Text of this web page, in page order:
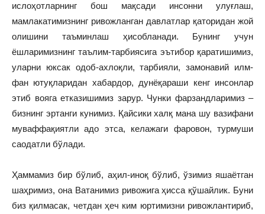
ислоҳотларнинг бош мақсади инсонни улуғлаш,
мамлакатимизнинг ривожланган давлатлар қаторидан жой
олишини таъминлаш ҳисобланади. Бунинг учун
ёшларимизнинг таълим-тарбиясига эътибор қаратишимиз,
уларни юксак одоб-ахлоқли, тарбияли, замонавий илм-
фан ютуқларидан хабардор, дунёқараши кенг инсонлар
этиб вояга етказишимиз зарур. Чунки фарзандларимиз –
бизнинг эртанги кунимиз. Қайсики халқ мана шу вазифани
муваффақиятли адо этса, келажаги фаровон, турмуши
саодатли бўлади.
Ҳаммамиз бир бўлиб, аҳил-иноқ бўлиб, ўзимиз яшаётган
шаҳримиз, она Ватанимиз ривожига ҳисса қўшайлик. Буни
биз қилмасак, четдан ҳеч ким юртимизни ривожлантириб,